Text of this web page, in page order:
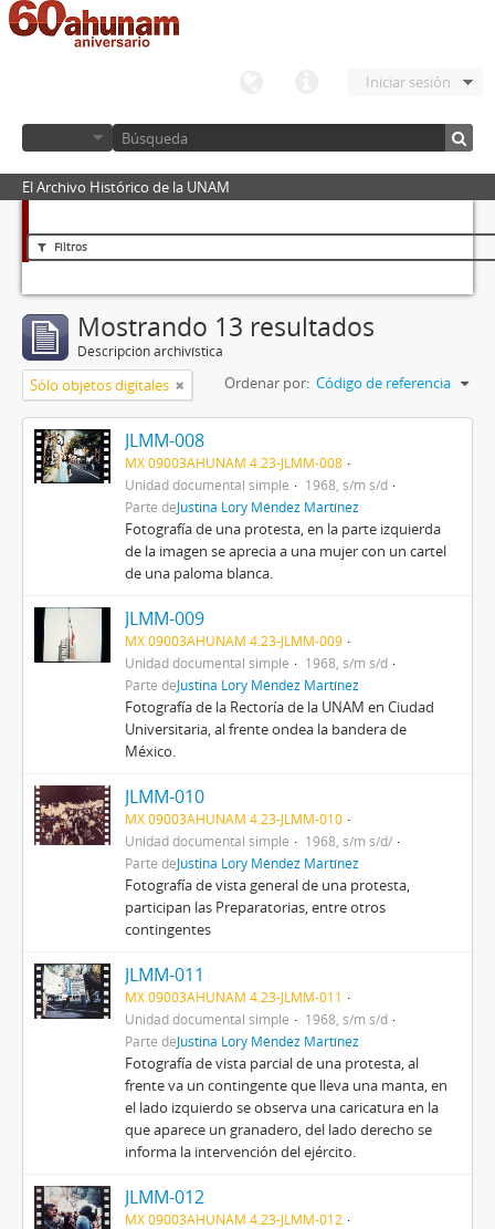
Iniciar sesión
El Archivo Histórico de la UNAM
Filtros
Mostrando 13 resultados
Descripción archivística
Sólo objetos digitales Ordenar por: Código de referencia
JLMM-008
MX 09003AHUNAM 4.23-JLMM-008
Unidad documental simple
1968, s/m s/d
Parte deJustina Lory Méndez Martínez
Fotografía de una protesta, en la parte izquierda
de la imagen se aprecia a una mujer con un cartel
de una paloma blanca.
JLMM-009
MX 09003AHUNAM 4.23-JLMM-009
Unidad documental simple
1968, s/m s/d
Parte deJustina Lory Méndez Martínez
Fotografía de la Rectoría de la UNAM en Ciudad
Universitaria, al frente ondea la bandera de
México.
JLMM-010
MX 09003AHUNAM 4.23-JLMM-010
Unidad documental simple
1968, s/m s/d/
Parte deJustina Lory Méndez Martínez
Fotografía de vista general de una protesta,
participan las Preparatorias, entre otros
contingentes
JLMM-011
MX 09003AHUNAM 4.23-JLMM-011
Unidad documental simple
1968, s/m s/d
Parte deJustina Lory Méndez Martínez
Fotografía de vista parcial de una protesta, al
frente va un contingente que lleva una manta, en
el lado izquierdo se observa una caricatura en la
que aparece un granadero, del lado derecho se
informa la intervención del ejército.
JLMM-012
MX 09003AHUNAM 4.23-JLMM-012